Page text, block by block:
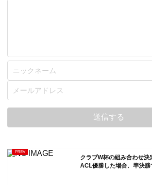
クラブW杯の組み合わせ決
ACL優勝した場合、準決勝